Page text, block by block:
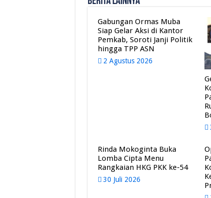
Gabungan Ormas Muba
Siap Gelar Aksi di Kantor
Pemkab, Soroti Janji Politik
hingga TPP ASN
2 Agustus 2026
Rinda Mokoginta Buka
Lomba Cipta Menu
Rangkaian HKG PKK ke-54
30 Juli 2026